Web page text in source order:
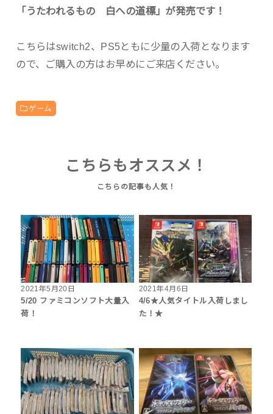
「うたわれるもの 白への道標」が発売です！
こちらはswitch2、PS5ともに少量の入荷となります
ので、ご購入の方はお早めにご来店ください。
ゲーム
こちらもオススメ！
2021年5月20日
5/20 ファミコンソフト大量入
荷！
2021年4月6日
4/6★人気タイトル入荷しまし
た！★